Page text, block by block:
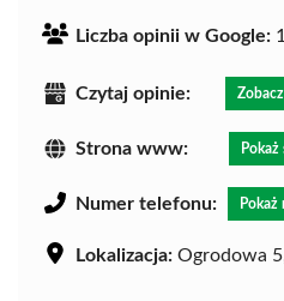
Liczba opinii w Google:
Czytaj opinie:
Strona www: Pokaż
Numer telefonu: Pokaż
Lokalizacja: Ogrodowa